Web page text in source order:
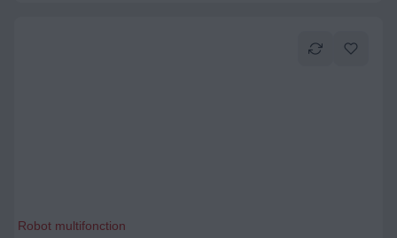
Robot multifonction